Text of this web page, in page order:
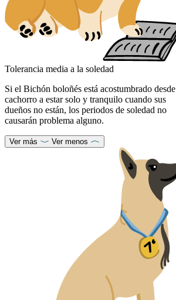
Tolerancia media a la soledad
Si el Bichón boloñés está acostumbrado desde
cachorro a estar solo y tranquilo cuando sus
dueños no están, los periodos de soledad no
causarán problema alguno.
Ver más Ver menos